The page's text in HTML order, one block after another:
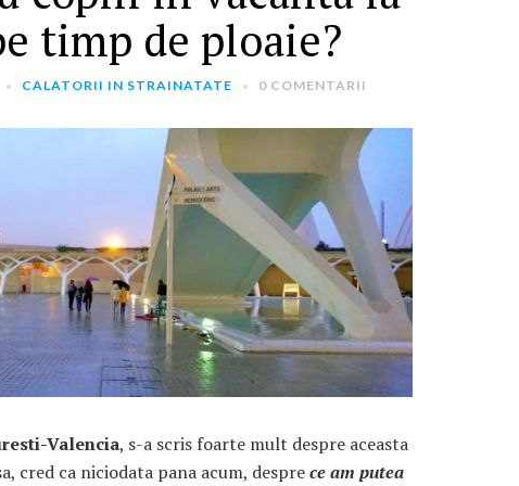
timp de ploaie?
CALATORII IN STRAINATATE 0 COMENTARII
Valencia, s-a scris foarte mult despre aceasta
cred ca niciodata pana acum, desprece am putea
ARTICOLE RECENTE
„Jurnalul Alinutei”
implineste azi 10 ani!
25 NOIEMBRIE 2024
„Let’s Talk About
Menopause” – dincolo de a
2 APRILIE 2024
Un weekend in La Spezia si
Cinque Terre